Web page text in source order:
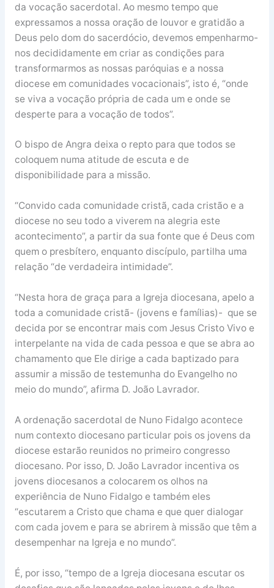
da vocação sacerdotal. Ao mesmo tempo que
expressamos a nossa oração de louvor e gratidão a
Deus pelo dom do sacerdócio, devemos empenharmo-
nos decididamente em criar as condições para
transformarmos as nossas paróquias e a nossa
diocese em comunidades vocacionais”, isto é, “onde
se viva a vocação própria de cada um e onde se
desperte para a vocação de todos”.
O bispo de Angra deixa o repto para que todos se
coloquem numa atitude de escuta e de
disponibilidade para a missão.
“Convido cada comunidade cristã, cada cristão e a
diocese no seu todo a viverem na alegria este
acontecimento”, a partir da sua fonte que é Deus com
quem o presbítero, enquanto discípulo, partilha uma
relação “de verdadeira intimidade”.
“Nesta hora de graça para a Igreja diocesana, apelo a
toda a comunidade cristã- (jovens e famílias)- que se
decida por se encontrar mais com Jesus Cristo Vivo e
interpelante na vida de cada pessoa e que se abra ao
chamamento que Ele dirige a cada baptizado para
assumir a missão de testemunha do Evangelho no
meio do mundo”, afirma D. João Lavrador.
A ordenação sacerdotal de Nuno Fidalgo acontece
num contexto diocesano particular pois os jovens da
diocese estarão reunidos no primeiro congresso
diocesano. Por isso, D. João Lavrador incentiva os
jovens diocesanos a colocarem os olhos na
experiência de Nuno Fidalgo e também eles
“escutarem a Cristo que chama e que quer dialogar
com cada jovem e para se abrirem à missão que têm a
desempenhar na Igreja e no mundo”.
É, por isso, “tempo de a Igreja diocesana escutar os